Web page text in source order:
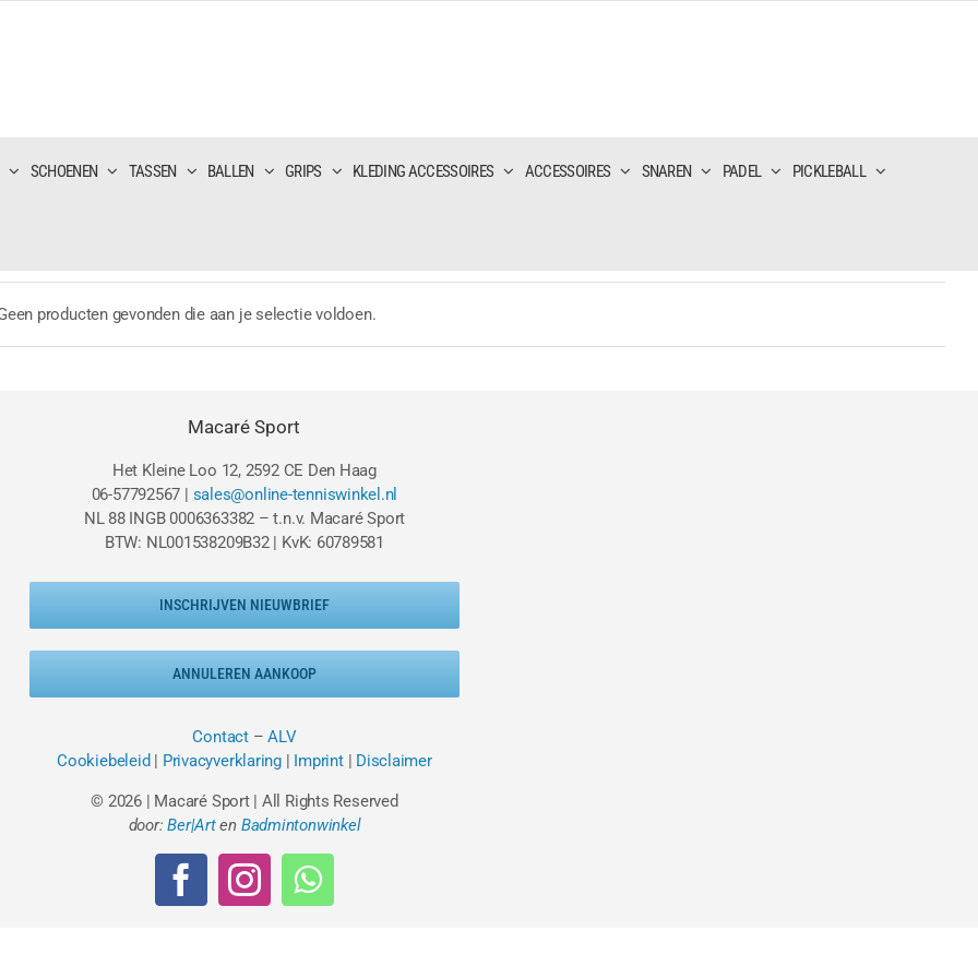
SCHOENEN TASSEN BALLEN GRIPS KLEDING ACCESSOIRES ACCESSOIRES SNAREN PADEL PICKLEBALL
producten gevonden die aan je selectie voldoen.
Macaré Sport
Het Kleine Loo 12, 2592 CE Den Haag
06-57792567 | sales@online-tenniswinkel.nl
NL 88 INGB 0006363382 – t.n.v. Macaré Sport
BTW: NL001538209B32 | KvK: 60789581
INSCHRIJVEN NIEUWBRIEF
ANNULEREN AANKOOP
Contact–ALV
Cookiebeleid | Privacyverklaring| Imprint| Disclaimer
© 2026 | Macaré Sport | All Rights Reserved
door:Ber|Arten Badmintonwinkel